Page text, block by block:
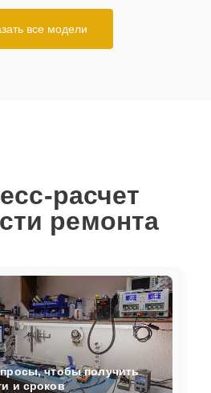
все модели
расчет
ремонта
чтобы получить
и сроков